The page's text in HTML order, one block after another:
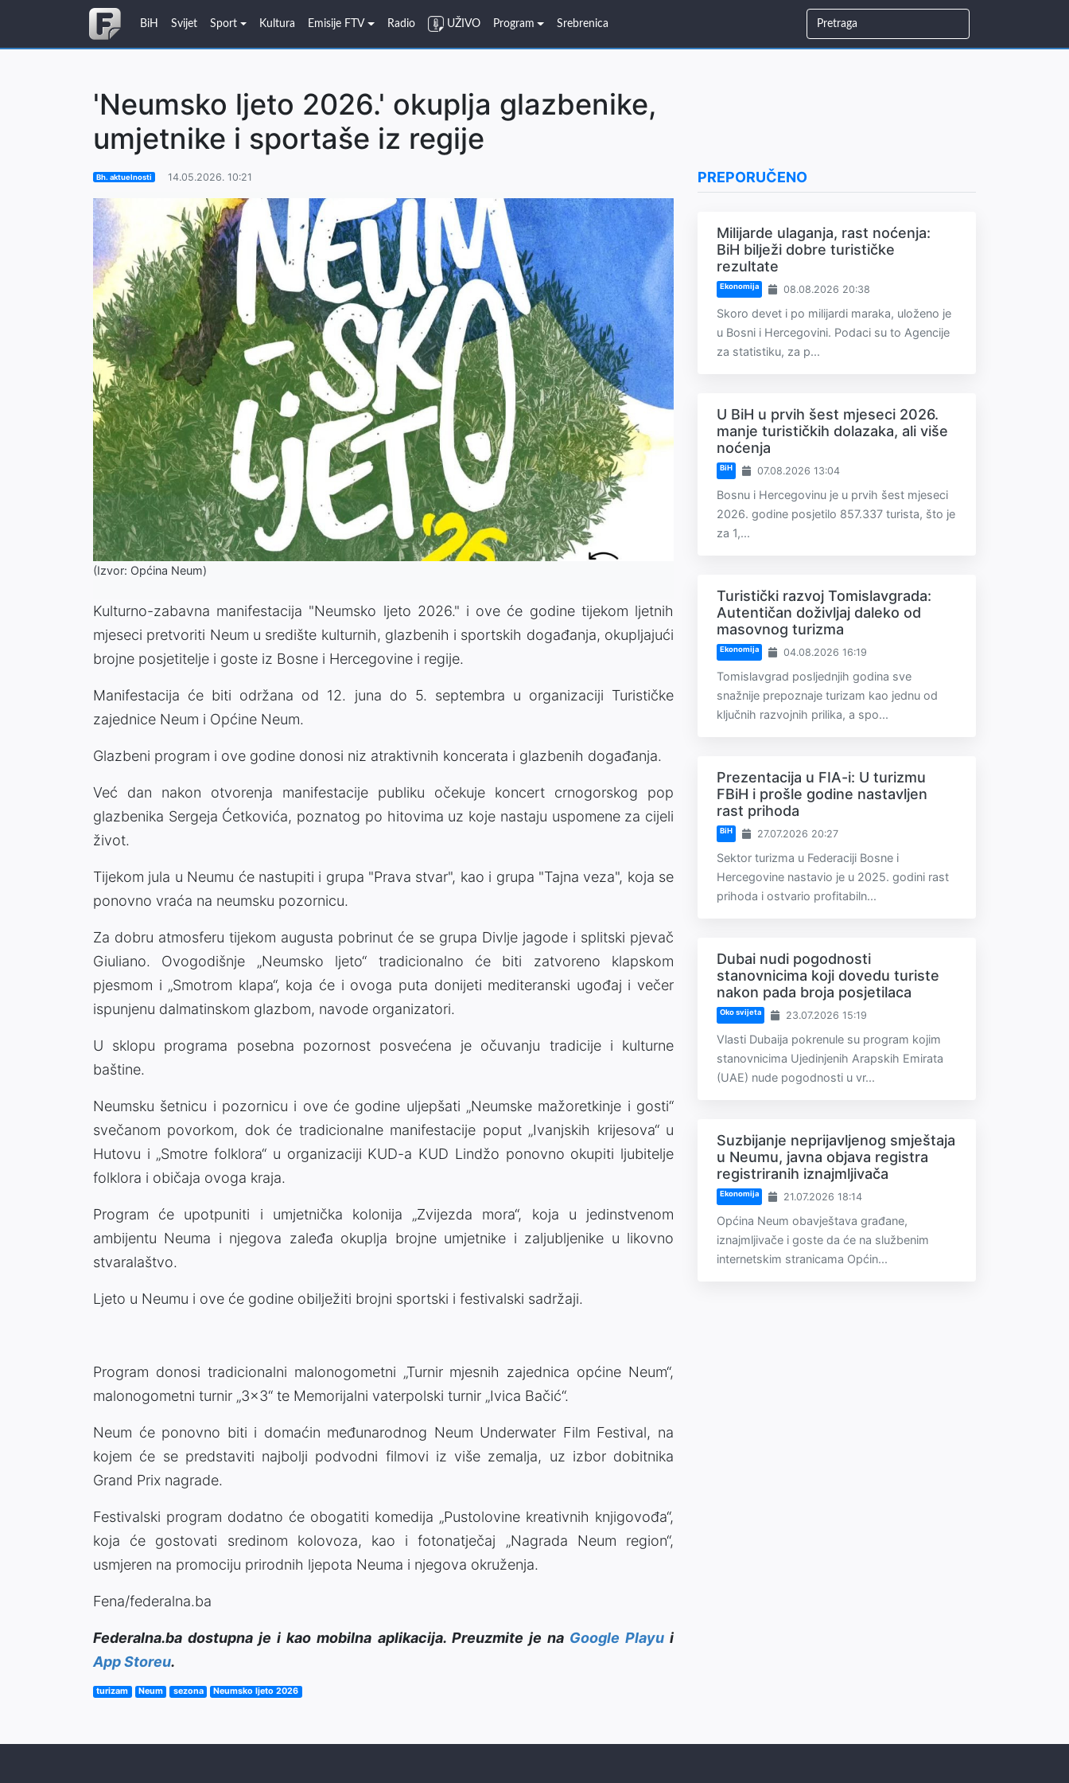
BiH Svijet Sport Kultura Emisije FTV Radio UŽIVO Program Srebrenica
'Neumsko ljeto 2026.' okuplja glazbenike,
umjetnike i sportaše iz regije
Bh. aktuelnosti 14.05.2026. 10:21
(Izvor: Općina Neum)
Kulturno-zabavna manifestacija "Neumsko ljeto 2026." i ove će godine tijekom ljetnih
mjeseci pretvoriti Neum u središte kulturnih, glazbenih i sportskih događanja, okupljajući
brojne posjetitelje i goste iz Bosne i Hercegovine i regije.
Manifestacija će biti održana od 12. juna do 5. septembra u organizaciji Turističke
zajednice Neum i Općine Neum.
Glazbeni program i ove godine donosi niz atraktivnih koncerata i glazbenih događanja.
Već dan nakon otvorenja manifestacije publiku očekuje koncert crnogorskog pop
glazbenika Sergeja Ćetkovića, poznatog po hitovima uz koje nastaju uspomene za cijeli
život.
Tijekom jula u Neumu će nastupiti i grupa "Prava stvar", kao i grupa "Tajna veza", koja se
ponovno vraća na neumsku pozornicu.
Za dobru atmosferu tijekom augusta pobrinut će se grupa Divlje jagode i splitski pjevač
Giuliano. Ovogodišnje „Neumsko ljeto“ tradicionalno će biti zatvoreno klapskom
pjesmom i „Smotrom klapa“, koja će i ovoga puta donijeti mediteranski ugođaj i večer
ispunjenu dalmatinskom glazbom, navode organizatori.
U sklopu programa posebna pozornost posvećena je očuvanju tradicije i kulturne
baštine.
Neumsku šetnicu i pozornicu i ove će godine uljepšati „Neumske mažoretkinje i gosti“
svečanom povorkom, dok će tradicionalne manifestacije poput „Ivanjskih krijesova“ u
Hutovu i „Smotre folklora“ u organizaciji KUD-a KUD Lindžo ponovno okupiti ljubitelje
folklora i običaja ovoga kraja.
Program će upotpuniti i umjetnička kolonija „Zvijezda mora“, koja u jedinstvenom
ambijentu Neuma i njegova zaleđa okuplja brojne umjetnike i zaljubljenike u likovno
stvaralaštvo.
Ljeto u Neumu i ove će godine obilježiti brojni sportski i festivalski sadržaji.
Program donosi tradicionalni malonogometni „Turnir mjesnih zajednica općine Neum“,
malonogometni turnir „3x3“ te Memorijalni vaterpolski turnir „Ivica Bačić“.
Neum će ponovno biti i domaćin međunarodnog Neum Underwater Film Festival, na
kojem će se predstaviti najbolji podvodni filmovi iz više zemalja, uz izbor dobitnika
Grand Prix nagrade.
Festivalski program dodatno će obogatiti komedija „Pustolovine kreativnih knjigovođa“,
koja će gostovati sredinom kolovoza, kao i fotonatječaj „Nagrada Neum region“,
usmjeren na promociju prirodnih ljepota Neuma i njegova okruženja.
Fena/federalna.ba
Federalna.ba dostupna je i kao mobilna aplikacija. Preuzmite je na Google Playui
App Storeu.
turizam Neum sezona Neumsko ljeto 2026
PREPORUČENO
Milijarde ulaganja, rast noćenja:
BiH bilježi dobre turističke
rezultate
Ekonomija 08.08.2026 20:38
Skoro devet i po milijardi maraka, uloženo je
u Bosni i Hercegovini. Podaci su to Agencije
za statistiku, za p...
U BiH u prvih šest mjeseci 2026.
manje turističkih dolazaka, ali više
noćenja
BiH 07.08.2026 13:04
Bosnu i Hercegovinu je u prvih šest mjeseci
2026. godine posjetilo 857.337 turista, što je
za 1,...
Turistički razvoj Tomislavgrada:
Autentičan doživljaj daleko od
masovnog turizma
Ekonomija 04.08.2026 16:19
Tomislavgrad posljednjih godina sve
snažnije prepoznaje turizam kao jednu od
ključnih razvojnih prilika, a spo...
Prezentacija u FIA-i: U turizmu
FBiH i prošle godine nastavljen
rast prihoda
BiH 27.07.2026 20:27
Sektor turizma u Federaciji Bosne i
Hercegovine nastavio je u 2025. godini rast
prihoda i ostvario profitabiln...
Dubai nudi pogodnosti
stanovnicima koji dovedu turiste
nakon pada broja posjetilaca
Oko svijeta 23.07.2026 15:19
Vlasti Dubaija pokrenule su program kojim
stanovnicima Ujedinjenih Arapskih Emirata
(UAE) nude pogodnosti u vr...
Suzbijanje neprijavljenog smještaja
u Neumu, javna objava registra
registriranih iznajmljivača
Ekonomija 21.07.2026 18:14
Općina Neum obavještava građane,
iznajmljivače i goste da će na službenim
internetskim stranicama Općin...